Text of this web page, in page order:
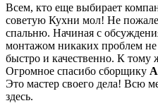
Всем, кто еще выбирает
советую Кухни мол! Не
спальню. Начиная с
монтажом никаких проблем
быстро и качественно. К тому
Огромное спасибо сборщику
Это мастер своего дела! Всю
здесь.